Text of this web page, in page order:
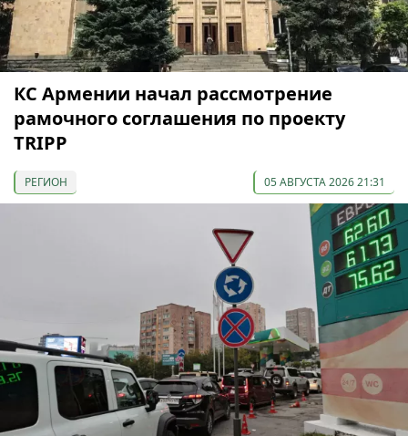
КС Армении начал рассмотрение
рамочного соглашения по проекту
TRIPP
РЕГИОН 05 АВГУСТА 2026 21:31